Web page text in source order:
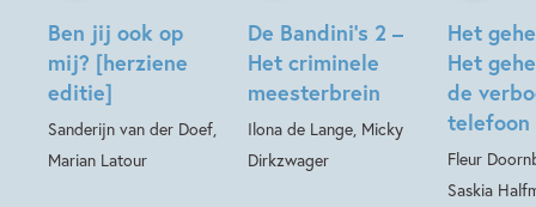
Ben jij ook op
mij? [herziene
editie]
Sanderijn van der Doef,
Marian Latour
De Bandini’s 2 –
Het criminele
meesterbrein
Ilona de Lange, Micky
Dirkzwager
Het
Het
de
telefoon
Fleur
Saskia